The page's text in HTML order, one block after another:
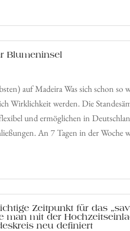
Blumeninsel
auf Madeira Was sich schon so
Wirklichkeit werden. Die
und ermöglichen in
An 7 Tagen in der Woche
Zeitpunkt für das
man mit der
neu definiert